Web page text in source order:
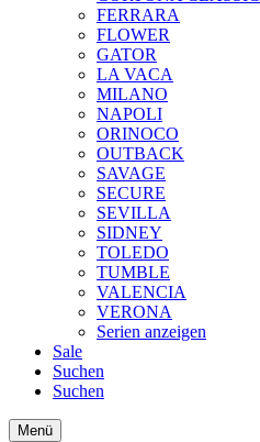
FERRARA
FLOWER
GATOR
LA VACA
MILANO
NAPOLI
ORINOCO
OUTBACK
SAVAGE
SECURE
SEVILLA
SIDNEY
TOLEDO
TUMBLE
VALENCIA
VERONA
Serien anzeigen
Sale
Suchen
Suchen
Menü